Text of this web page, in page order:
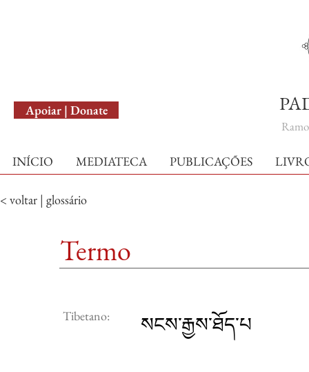
Apoiar | Donate
INÍCIO MEDIATECA PUBLICAÇÕES
< voltar | glossário
Termo
Tibetano: སངས་རྒྱས་ཐོད་པ